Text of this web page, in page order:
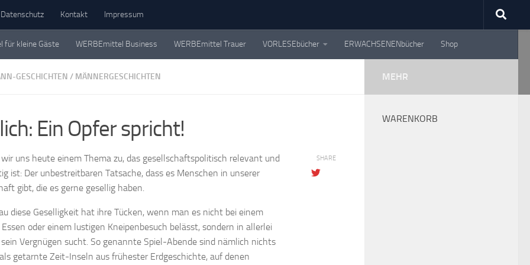
Datenschutz Kontakt Impressum
Geschichten. Einzeln, in Büchern und als Werbemittel.
für kleine Gäste WERBEmittel Business WERBEmittel Trauer VORLESEbücher ERWACHSENENbücher Shop
GESCHICHTEN / MÄNNERGESCHICHTEN
Ein Opfer spricht!
uns heute einem Thema zu, das gesellschaftspolitisch relevant und
ist: Der unbestreitbaren Tatsache, dass es Menschen in unserer
gibt, die es gerne gesellig haben.
diese Geselligkeit hat ihre Tücken, wenn man es nicht bei einem
oder einem lustigen Kneipenbesuch belässt, sondern in allerlei
sein Vergnügen sucht. So genannte Spiel-Abende sind nämlich nichts
getarnte Zeit-Inseln aus frühester Erdgeschichte, auf denen
SHARE
MEHR
WARENKORB